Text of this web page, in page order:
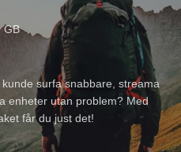
GB
surfa snabbare, streama
enheter utan problem? Med
får du just det!